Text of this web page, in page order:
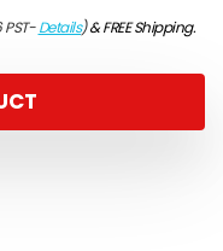
PST-Details)&FREE Shipping.